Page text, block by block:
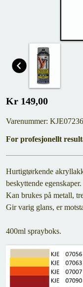
Kr 149,00
Varenummer: KJE07236
For profesjonellt
Hurtigtørkende
beskyttende egenskaper.
Kan brukes på metall,
Gir varig glans, er
400ml sprayboks.